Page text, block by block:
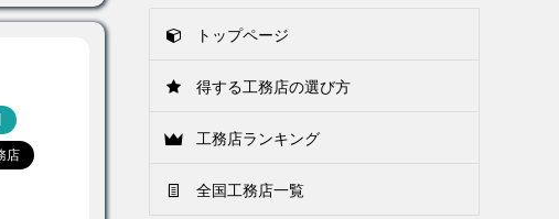
店
トップページ
得する工務店の選び方
工務店ランキング
全国工務店一覧